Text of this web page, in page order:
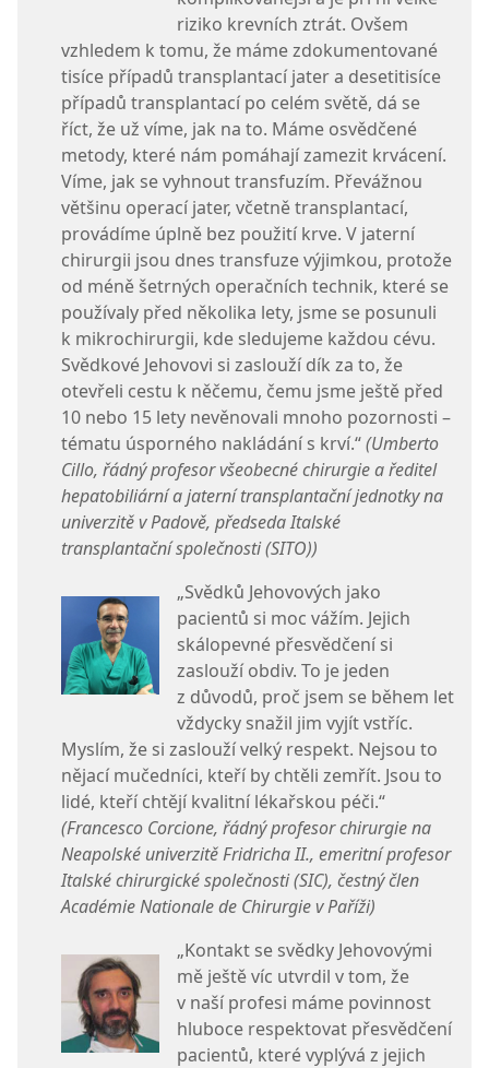
riziko krevních ztrát. Ovšem
vzhledem k tomu, že máme zdokumentované
tisíce případů transplantací jater a desetitisíce
případů transplantací po celém světě, dá se
říct, že už víme, jak na to. Máme osvědčené
metody, které nám pomáhají zamezit krvácení.
Víme, jak se vyhnout transfuzím. Převážnou
většinu operací jater, včetně transplantací,
provádíme úplně bez použití krve. V jaterní
chirurgii jsou dnes transfuze výjimkou, protože
od méně šetrných operačních technik, které se
používaly před několika lety, jsme se posunuli
k mikrochirurgii, kde sledujeme každou cévu.
Svědkové Jehovovi si zaslouží dík za to, že
otevřeli cestu k něčemu, čemu jsme ještě před
10 nebo 15 lety nevěnovali mnoho pozornosti –
tématu úsporného nakládání s krví.“(Umberto
Cillo, řádný profesor všeobecné chirurgie a ředitel
hepatobiliární a jaterní transplantační jednotky na
univerzitě v Padově, předseda Italské
transplantační společnosti (SITO))
„Svědků Jehovových jako
pacientů si moc vážím. Jejich
skálopevné přesvědčení si
zaslouží obdiv. To je jeden
z důvodů, proč jsem se během let
vždycky snažil jim vyjít vstříc.
Myslím, že si zaslouží velký respekt. Nejsou to
nějací mučedníci, kteří by chtěli zemřít. Jsou to
lidé, kteří chtějí kvalitní lékařskou péči.“
(Francesco Corcione, řádný profesor chirurgie na
Neapolské univerzitě Fridricha II., emeritní profesor
Italské chirurgické společnosti (SIC), čestný člen
Académie Nationale de Chirurgie v Paříži)
„Kontakt se svědky Jehovovými
mě ještě víc utvrdil v tom, že
v naší profesi máme povinnost
hluboce respektovat přesvědčení
pacientů, které vyplývá z jejich